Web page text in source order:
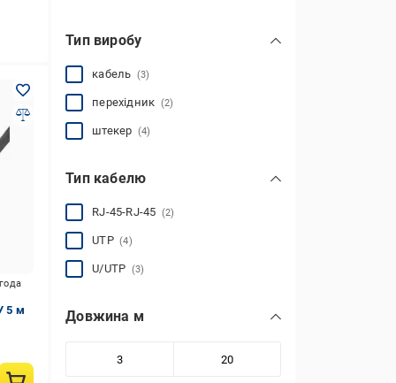
5 м
алюміній
Тип виробу
кабель (3)
перехідник (2)
штекер (4)
Тип кабелю
RJ-45-RJ-45 (2)
UTP(4)
U/UTP (3)
Довжина м